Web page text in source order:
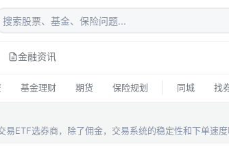
金融资讯
基金理财 期货 保险规划 同城 找
易ETF选券商，除了佣金，交易系统的稳定性和下单速